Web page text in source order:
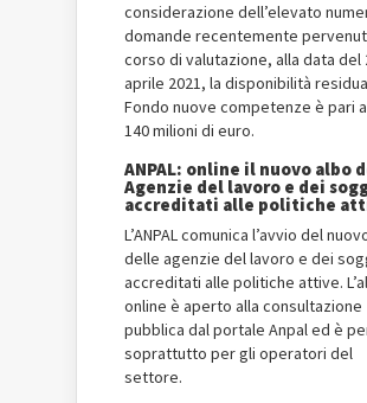
considerazione dell’elevato
domande recentemente
corso di valutazione, alla data del
aprile 2021, la disponibilità
Fondo nuove competenze è pari
140 milioni di euro.
ANPAL: online il nuovo albo
Agenzie del lavoro e dei
accreditati alle politiche
L’ANPAL comunica l’avvio del
delle agenzie del lavoro e dei
accreditati alle politiche attive.
online è aperto alla consultazione
pubblica dal portale Anpal ed è
soprattutto per gli operatori del
settore.